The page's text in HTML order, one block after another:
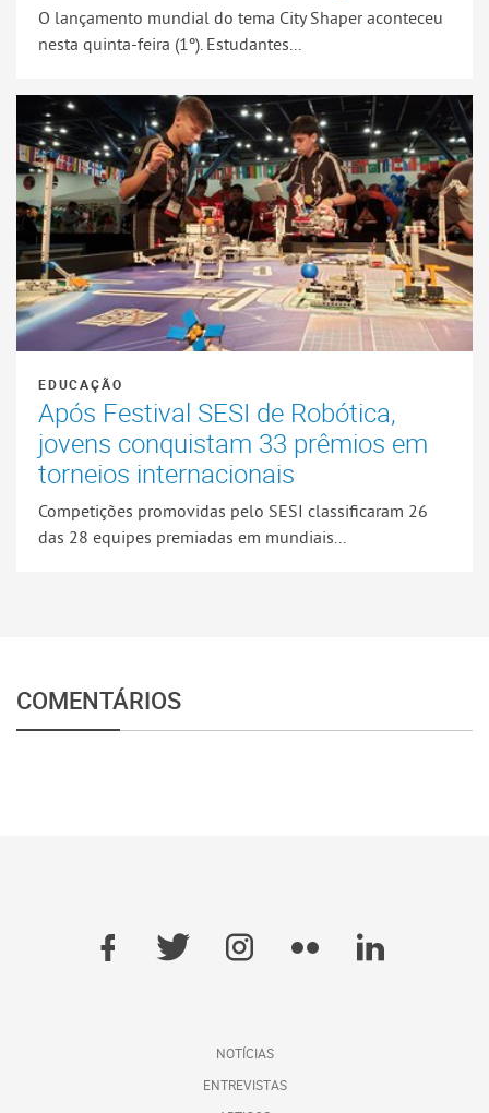
O lançamento mundial do tema City Shaper aconteceu
nesta quinta-feira (1º). Estudantes...
EDUCAÇÃO
Após Festival SESI de Robótica,
jovens conquistam 33 prêmios em
torneios internacionais
Competições promovidas pelo SESI classificaram 26
das 28 equipes premiadas em mundiais...
COMENTÁRIOS
NOTÍCIAS
ENTREVISTAS